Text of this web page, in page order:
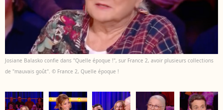
Josiane Balasko confie dans "Quelle époque !", sur France 2, avoir plusieurs collections
de "mauvais goût". © France 2, Quelle époque !